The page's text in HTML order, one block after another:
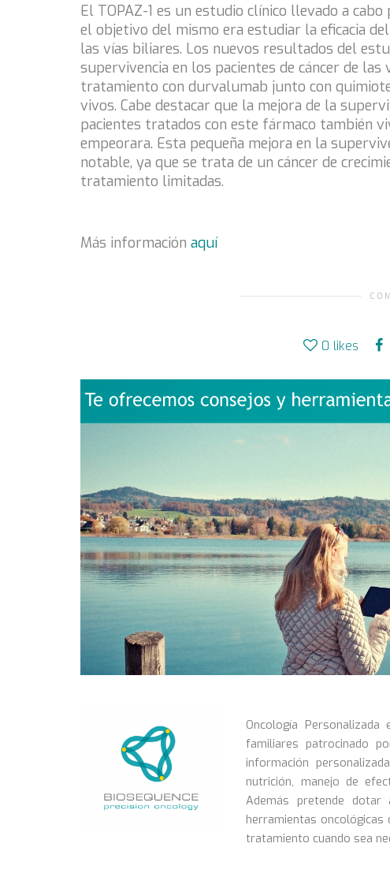
El TOPAZ-1 es un estudio clínico llevado a
el objetivo del mismo era estudiar la eficacia
las vías biliares. Los nuevos resultados del
supervivencia en los pacientes de cáncer de
tratamiento con durvalumab junto con
vivos. Cabe destacar que la mejora de la
pacientes tratados con este fármaco también
empeorara. Esta pequeña mejora en la
notable, ya que se trata de un cáncer de
tratamiento limitadas.
Más información aquí
0 likes
Oncología
familiares patrocinado
información
nutrición, manejo de
Además pretende
herramientas
tratamiento cuando sea